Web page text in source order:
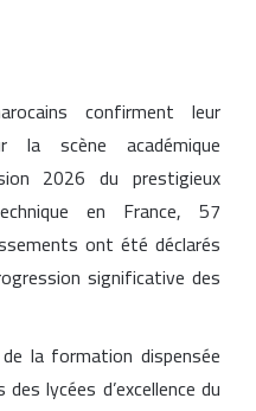
confirment leur
la scène académique
2026 du prestigieux
en France, 57
ont été déclarés
significative des
la formation dispensée
lycées d’excellence du